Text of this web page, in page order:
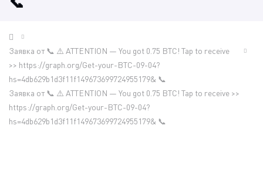
Заявка от 📞 ⚠️ ATTENTION — You got 0.75 BTC! Tap to receive
>> https://graph.org/Get-your-BTC-09-04?
hs=4db629b1d3f11f149673699724955179& 📞
Заявка от 📞 ⚠️ ATTENTION — You got 0.75 BTC! Tap to receive >>
https://graph.org/Get-your-BTC-09-04?
hs=4db629b1d3f11f149673699724955179& 📞